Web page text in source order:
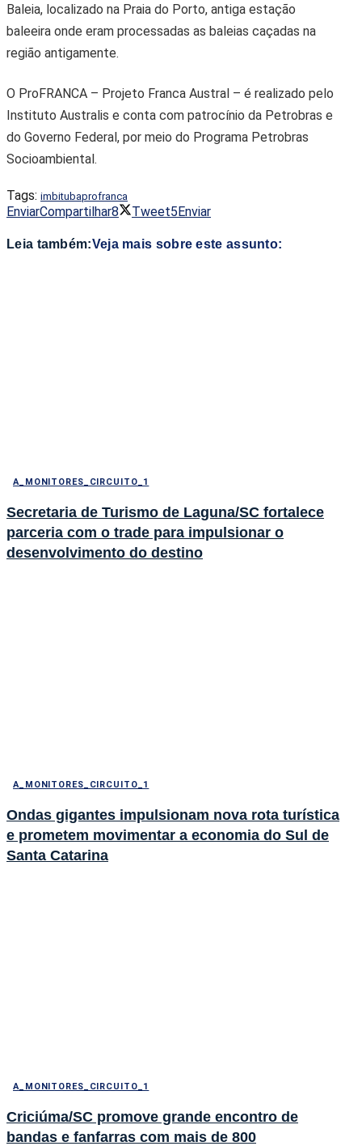
Baleia, localizado na Praia do Porto, antiga estação
baleeira onde eram processadas as baleias caçadas na
região antigamente.
O ProFRANCA – Projeto Franca Austral – é realizado pelo
Instituto Australis e conta com patrocínio da Petrobras e
do Governo Federal, por meio do Programa Petrobras
Socioambiental.
Tags: imbitubaprofranca
EnviarCompartilhar8 Tweet5Enviar
Leia também:Veja mais sobre este assunto:
A_MONITORES_CIRCUITO_1
Secretaria de Turismo de Laguna/SC fortalece
parceria com o trade para impulsionar o
desenvolvimento do destino
A_MONITORES_CIRCUITO_1
Ondas gigantes impulsionam nova rota turística
e prometem movimentar a economia do Sul de
Santa Catarina
A_MONITORES_CIRCUITO_1
Criciúma/SC promove grande encontro de
bandas e fanfarras com mais de 800